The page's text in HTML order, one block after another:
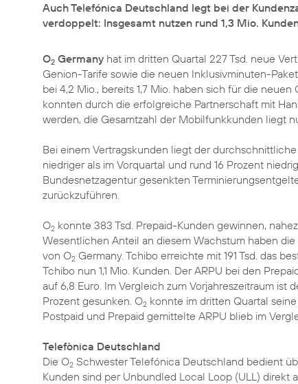
Auch Telefónica Deutschland legt bei der
verdoppelt: Insgesamt nutzen rund 1,3 Mio.
O2 Germany hat im dritten Quartal 227 Tsd. neue
Genion-Tarife sowie die neuen Inklusivminuten-
bei 4,2 Mio., bereits 1,7 Mio. haben sich für die
konnten durch die erfolgreiche Partnerschaft mit
werden, die Gesamtzahl der Mobilfunkkunden liegt
Bei einem Vertragskunden liegt der
niedriger als im Vorquartal und rund 16 Prozent
Bundesnetzagentur gesenkten
zurückzuführen.
O2 konnte 383 Tsd. Prepaid-Kunden gewinnen,
Wesentlichen Anteil an diesem Wachstum haben
von O2 Germany. Tchibo erreichte mit 191 Tsd. das
Tchibo nun 1,1 Mio. Kunden. Der ARPU bei den
auf 6,8 Euro. Im Vergleich zum Vorjahreszeitraum
Prozent gesunken. O2 konnte im dritten Quartal
Postpaid und Prepaid gemittelte ARPU blieb im
Telefònica Deutschland
Die O2 Schwester Telefónica Deutschland bedient
Kunden sind per Unbundled Local Loop (ULL) direkt